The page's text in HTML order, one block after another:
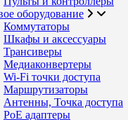
оборудование
Коммутаторы
Шкафы и аксессуары
Трансиверы
Медиаконвертеры
Wi-Fi точки доступа
Маршрутизаторы
Антенны, Точка доступа
PoE адаптеры